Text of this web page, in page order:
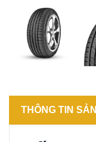
THÔNG TIN